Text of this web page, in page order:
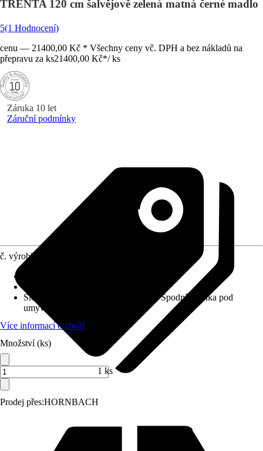
TRENTA 120 cm šalvějově zelená matná černé madlo
5(1 Hodnocení)
cenu — 21400,00 Kč * Všechny ceny vč. DPH a bez nákladů na
přepravu za ks21400,00 Kč*/ ks
Záruka 10 let
Záruční podmínky
Prodej přes:HORNBACH
č. výrobku
Složení výrobku
Dvojité umyvadlo, Spodní skříňka pod
umyvadlo
Více informací o zboží
Množství (ks)
1 ks